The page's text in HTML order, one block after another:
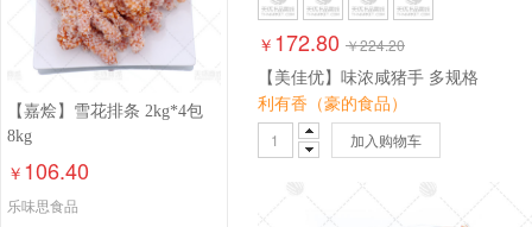
【嘉烩】雪花排条 2kg*4包
8kg
￥ 106.40
乐味思食品
￥ 172.80 ￥224.20
【美佳优】味浓咸猪手 多规格
利有香（豪的食品）
加入购物车